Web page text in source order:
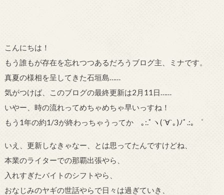
こんにちは！
もう誰もが存在を忘れつつあるだろうブログ主、ミナです。
真夏の様相を呈してきた石垣島……
気がつけば、このブログの最終更新は2月11日……
いやー、時の流れってめちゃめちゃ早いっすね！
もう1年の約1/3が終わっちゃうってか ｡ :.ﾟヽ(´∀`｡)ﾉﾟ .:｡ ゜
いえ、更新しなきゃなー、とは思ってたんですけどね、
本業のライターでの那覇出張やら、
入れすぎたバイトのシフトやら、
おなじみのヤギの世話やらで日々は過ぎていき、